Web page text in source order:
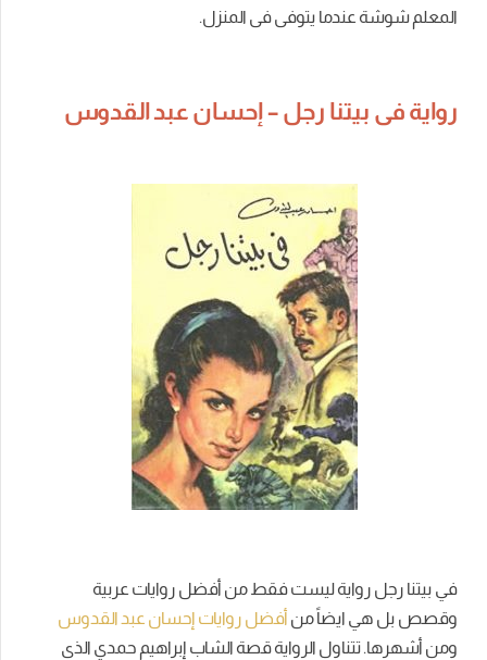
المعلم شوشة عندما يتوفى فى المنزل.
رواية فى بيتنا رجل – إحسان عبد القدوس
في بيتنا رجل رواية ليست فقط من أفضل روايات عربية
وقصص بل هي ايضاًمن أفضل روايات إحسان عبد القدوس
ومن أشهرها. تتناول الرواية قصة الشاب إبراهيم حمدي الذى